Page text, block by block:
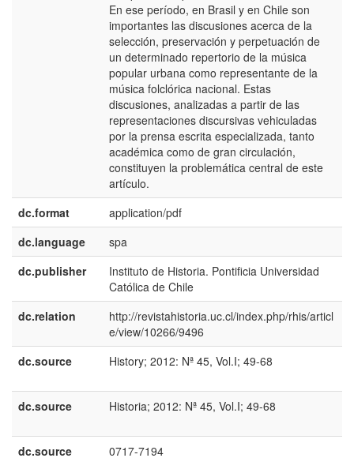
En ese período, en Brasil y en Chile son
importantes las discusiones acerca de la
selección, preservación y perpetuación de
un determinado repertorio de la música
popular urbana como representante de la
música folclórica nacional. Estas
discusiones, analizadas a partir de las
representaciones discursivas vehiculadas
por la prensa escrita especializada, tanto
académica como de gran circulación,
constituyen la problemática central de este
artículo.
dc.format
application/pdf
dc.language
spa
dc.publisher
Instituto de Historia. Pontificia Universidad
Católica de Chile
dc.relation
http://revistahistoria.uc.cl/index.php/rhis/articl
e/view/10266/9496
dc.source
History; 2012: Nª 45, Vol.I; 49-68
dc.source
Historia; 2012: Nª 45, Vol.I; 49-68
dc.source
0717-7194